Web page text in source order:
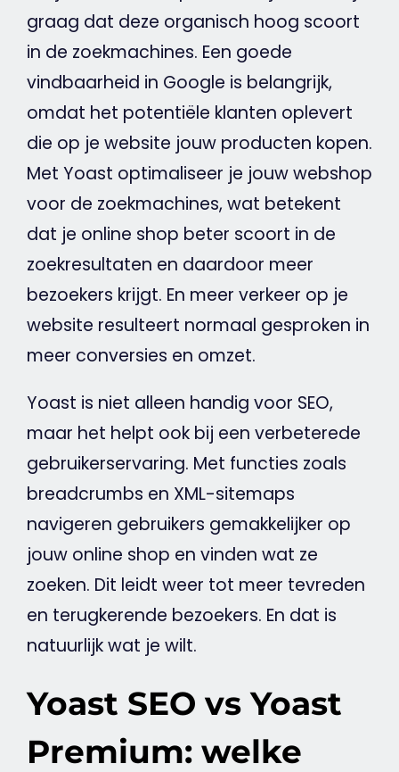
graag dat deze organisch hoog scoort
in de zoekmachines. Een goede
vindbaarheid in Google is belangrijk,
omdat het potentiële klanten oplevert
die op je website jouw producten kopen.
Met Yoast optimaliseer je jouwwebshop
voor de zoekmachines, wat betekent
dat je online shop beter scoort in de
zoekresultaten en daardoor meer
bezoekers krijgt. En meer verkeer op je
website resulteert normaal gesproken in
meer conversies en omzet.
Yoast is niet alleen handig voor SEO,
maar het helpt ook bij een verbeterede
gebruikerservaring. Met functies zoals
breadcrumbs en XML-sitemaps
navigeren gebruikers gemakkelijker op
jouw online shop en vinden wat ze
zoeken. Dit leidt weer tot meer tevreden
en terugkerende bezoekers. En dat is
natuurlijk wat je wilt.
Yoast SEO vs Yoast
Premium: welke